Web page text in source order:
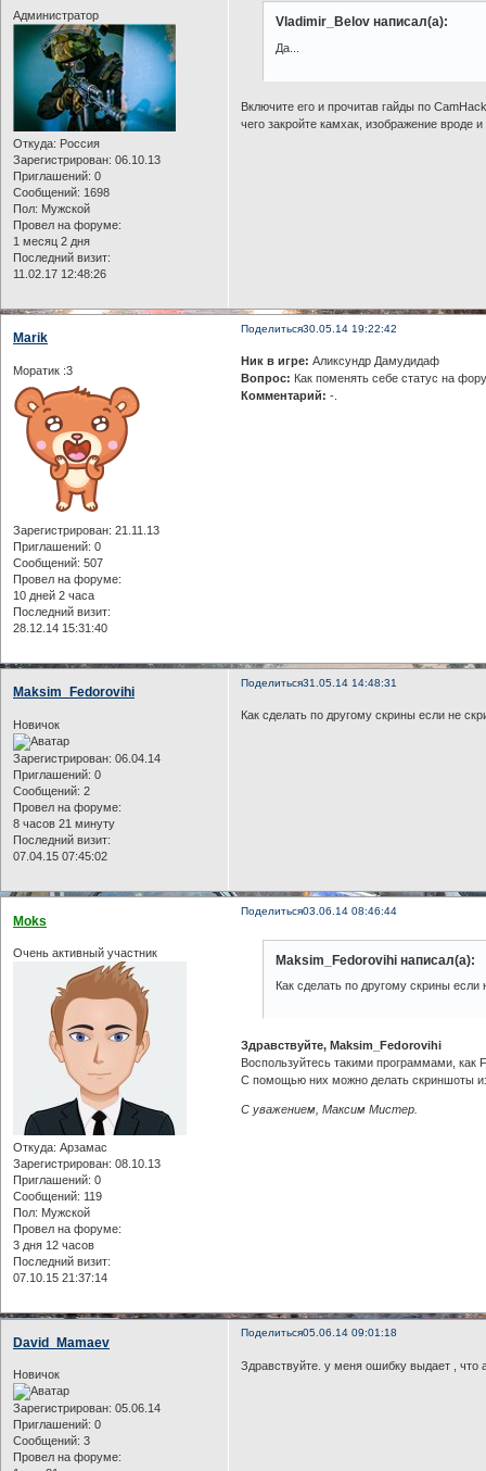
Администратор
Откуда: Россия
Зарегистрирован: 06.10.13
Приглашений: 0
Сообщений: 1698
Пол: Мужской
Провел на форуме:
1 месяц 2 дня
Последний визит:
11.02.17 12:48:26
Vladimir_Belov написал(а):
Да...
Включите его и прочитав гайды по
чего закройте камхак, изображение вроде
Поделиться30.05.14 19:22:42
Marik
Моратик :3
Зарегистрирован: 21.11.13
Приглашений: 0
Сообщений: 507
Провел на форуме:
10 дней 2 часа
Последний визит:
28.12.14 15:31:40
Ник в игре: Аликсундр Дамудидаф
Вопрос: Как поменять себе статус на
Комментарий: -.
Поделиться31.05.14 14:48:31
Maksim_Fedorovihi
Новичок
Зарегистрирован: 06.04.14
Приглашений: 0
Сообщений: 2
Провел на форуме:
8 часов 21 минуту
Последний визит:
07.04.15 07:45:02
Как сделать по другому скрины если не
Поделиться03.06.14 08:46:44
Moks
Очень активный участник
Откуда: Арзамас
Зарегистрирован: 08.10.13
Приглашений: 0
Сообщений: 119
Пол: Мужской
Провел на форуме:
3 дня 12 часов
Последний визит:
07.10.15 21:37:14
Maksim_Fedorovihi написал(а):
Как сделать по другому скрины если
Здравствуйте, Maksim_Fedorovihi
Воспользуйтесь такими программами, как
С помощью них можно делать скриншоты
С уважением, Максим Мистер.
Поделиться05.06.14 09:01:18
David_Mamaev
Новичок
Зарегистрирован: 05.06.14
Приглашений: 0
Сообщений: 3
Провел на форуме:
Здравствуйте. у меня ошибку выдает , что